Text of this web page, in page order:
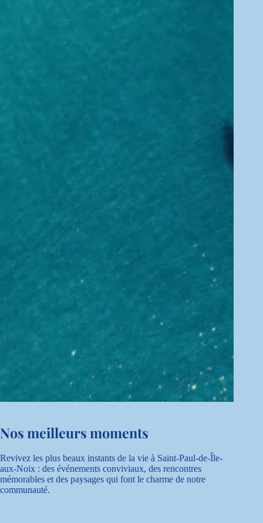
Nos meilleurs moments
Revivez les plus beaux instants de la vie à Saint-Paul-de-Île-
aux-Noix : des événements conviviaux, des rencontres
mémorables et des paysages qui font le charme de notre
communauté.